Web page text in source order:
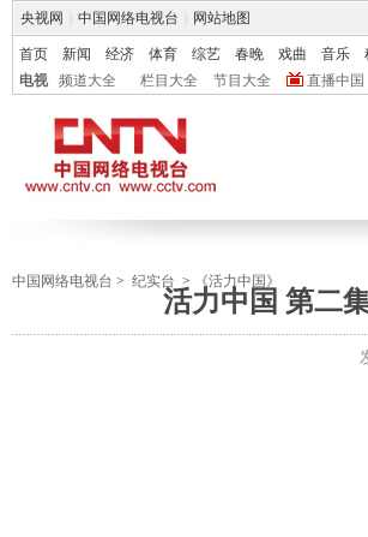
央视网 中国网络电视台 网站地图
首页 新闻 经济 体育 综艺 春晚 戏曲 音乐
电视
频道大全 栏目大全 节目大全 直播中国
中国网络电视台 > 纪实台 > 《活力中国》
活力中国 第二